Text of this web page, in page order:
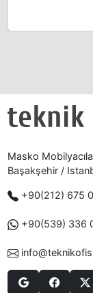
Masko
Başakşehir /
+90(212) 675
+90(539) 336